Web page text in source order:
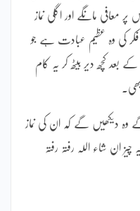
معافی مانگے اور اگلی نماز
کی وہ عظیم عبادت ہے جو
بعد کچھ دیر بیٹھ کر یہ کام
وہ دیکھیں گے کہ ان کی نماز
ان شاء اللہ رفتہ رفتہ